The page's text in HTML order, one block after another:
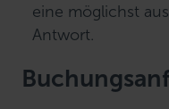
eine möglichst
Antwort.